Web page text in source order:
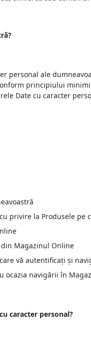
personal ale
principiului
Date cu caracter
privire la Produsele pe
Magazinul Online
vă autentificați și
ocazia navigării în
caracter personal?